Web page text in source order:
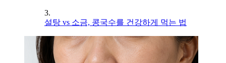
3.
설탕 vs 소금, 콩국수를 건강하게 먹는 법